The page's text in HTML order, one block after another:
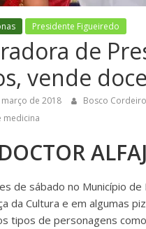
Presidente Figueiredo
de
vende
março de 2018 Bosco Cordeiro
medicina
de sábado no Município
da Cultura e em algumas
tipos de personagens